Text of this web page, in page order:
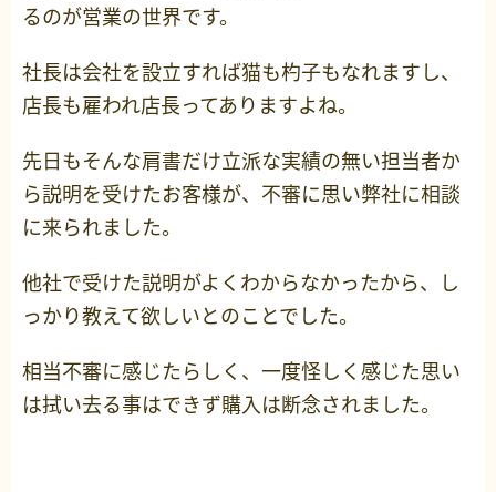
るのが営業の世界です。
社長は会社を設立すれば猫も杓子もなれますし、
店長も雇われ店長ってありますよね。
先日もそんな肩書だけ立派な実績の無い担当者か
ら説明を受けたお客様が、不審に思い弊社に相談
に来られました。
他社で受けた説明がよくわからなかったから、し
っかり教えて欲しいとのことでした。
相当不審に感じたらしく、一度怪しく感じた思い
は拭い去る事はできず購入は断念されました。